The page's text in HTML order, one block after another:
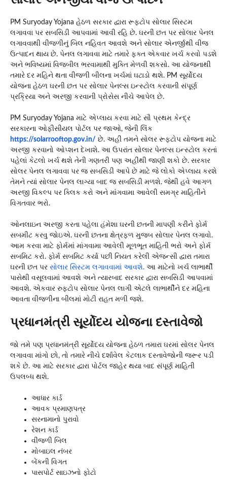
PM Suryoday Yojana હેઠળ સરકાર દ્વારા રૂફટોપ સોલાર સિસ્ટમ
લગાવવા પર સબસિડી આપવામાં આવી રહિ છે. ઘરની છત પર સોલાર પેનલ
લગાવવાથી વીજળીનું બિલ નહિવત આવશે અને સોલાર એનર્જીથી વીજ
ઉત્પાદન થાય છે. પેનલ લગાવવા માટે તમારે ફક્ત એકવાર ખર્ચ કરવો પડશે
અને ભવિષ્યમાં વિજબીલ ભરવામાથી મુક્તિ મેળવી શકસો. આ યોજનાથી
તમારે દર મહિને થતા વીજળી બીલના ખર્ચમાં ઘટાડો થશે. PM સૂર્યોદય
યોજના હેઠળ ઘરની છત પર સોલાર પેનલ્સ ઇન્સ્ટોલ કરવાની સંપૂર્ણ
પ્રક્રિયા અને અરજી કરવાની પ્રોસેસ નીચે આપેલ છે.
PM Suryoday Yojana માટે એપ્લાય કરવા માટે સૌ પ્રથમ કેન્દ્ર
સરકારના ઓફીસીયલ પોર્ટલ પર જાઓ, જેની લિંક
https://solarrooftop.gov.in/ છે. અહીં તમને સોલર રૂફટોપ યોજના માટે
અરજી કરવાનો ઓપ્શન દેખાશે. આ ઉપરાંત સોલાર પેનલ્સ ઇન્સ્ટોલ કરતાં
પહેલાં કેટલો ખર્ચ થશે તેની ગણતરી પણ અહીંથી જાણી શકો છે. સરકાર
સોલર પેનલ લગાવવા પર જ સબસિડી આપે છે માટે જે લોકો એપ્લાય કરશે
તેમને ત્યાં સોલાર પેનલ લાગ્યા બાદ જ સબસિડી મળશે. જેથી હવે આગળ
અરજી વિકલ્પ પર ક્લિક કરો અને માંંગવામા આવેલી સમગ્ર માહિતીને
વિગતવાર ભરો.
ઓનલાઇન અરજી કરતા પહેલા હંમેશા ઘરની છતની માપણી કરીને ફોર્મ
સબમીટ કરવુ જોઇએ. ઘરની છતના ક્ષેત્રફળ મુજબ સોલાર પેનલ લગાવો.
આમ કરવા માટે ફોર્મમાં માંગવામા આવેલી મૂળભૂત માહિતી ભરો અને ફોર્મ
સબમિટ કરો. ફોર્મ સબમિટ કર્યા પછી નિયત કરેલી એજન્સી દ્વારા તમારા
ઘરની છત પર સોલાર સિસ્ટમ લગાવવામાં આવશે. આ માટેનો ખર્ચ લાભાર્થી
પાસેથી વસૂલવામાં આવશે અને ત્યારબાદ સરકાર દ્વારા સબસિડી આપવામાં
આવશે. એકવાર રુફટોપ સોલાર પેનલ લાગી એટલે લાભાર્થીને દર મહિના
આવતા વીજળીના બીલમાં મોટી રાહત મળી જશે.
પ્રધાનમંત્રી સૂર્યોદય યોજના દસ્તાવેજો
જો તમે પણ પ્રધાનમંત્રી સૂર્યોદય યોજના હેઠળ તમારા ઘરમાં સોલર પેનલ
લગાવવા માંગો છો, તો તમારે નીચે દર્શાવેલ કેટલાક દસ્તાવેજોની જરૂર પડી
શકે છે. આ માટે સરકાર દ્વારા પોર્ટલ જાહેર થયા બાદ સંપૂર્ણ માહિતી
ઉપલબ્ધ થશે.
આધાર કાર્ડ
આવક પ્રમાણપત્ર
સરનામાનો પુરાવો
રેશન કાર્ડ
વીજળી બિલ
મોબાઇલ નંબર
બેંકની વિગત
પાસપોર્ટ સાઇઝનો ફોટો